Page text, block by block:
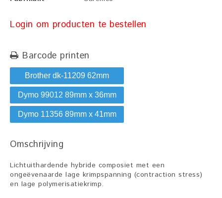
Login om producten te bestellen
Barcode printen
Brother dk-11209 62mm
Dymo 99012 89mm x 36mm
Dymo 11356 89mm x 41mm
Omschrijving
Lichtuithardende hybride composiet met een
ongeëvenaarde lage krimpspanning (contraction stress)
en lage polymerisatiekrimp.